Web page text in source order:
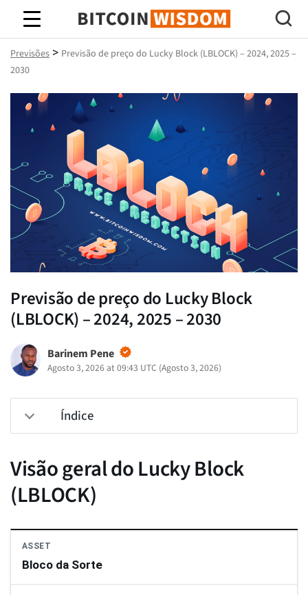
Sabedoria do Bitcoin
Previsões > Previsão de preço do Lucky Block (LBLOCK) – 2024, 2025 –
2030
Previsão de preço do Lucky Block
(LBLOCK) – 2024, 2025 – 2030
Barinem Pene
Agosto 3, 2026 at 09:43 UTC (Agosto 3, 2026)
Índice
Visão geral do Lucky Block
(LBLOCK)
ASSET
Bloco da Sorte